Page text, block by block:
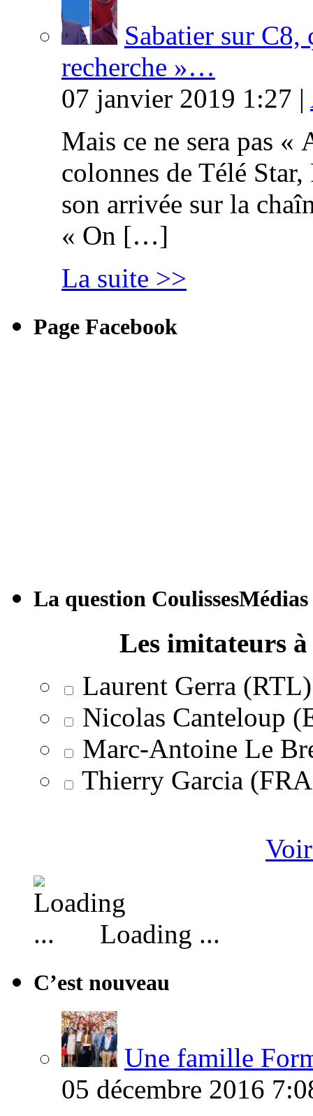
Sabatier sur C8,
recherche »…
07 janvier 2019 1:27 |
Mais ce ne sera pas «
colonnes de Télé
son arrivée sur la
« On […]
La suite >>
Page Facebook
La question CoulissesMédias
Les imitateurs
Laurent Gerra (RTL)
Nicolas Canteloup
Marc-Antoine Le
Thierry Garcia
Loading ...
C’est nouveau
Une famille
05 décembre 2016